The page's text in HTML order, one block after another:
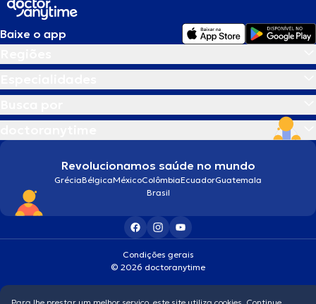
Baixe o app
Revolucionamos saúde no mundo
GréciaBélgicaMéxicoColômbiaEcuadorGuatemala
Brasil
Condições gerais
© 2026 doctoranytime